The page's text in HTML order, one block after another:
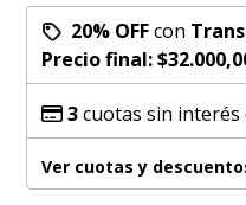
20% OFFcon
Precio final:
3cuotas sin
Ver cuotas y